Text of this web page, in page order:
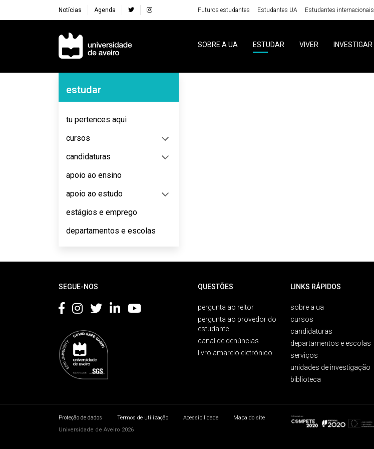
Notícias Agenda Futuros estudantes Estudantes UA Estudantes internacionais
Navegação Principal
SOBRE A UA ESTUDAR VIVER INVESTIGAR
Navegação Lateral
estudar
tu pertences aqui
cursos
candidaturas
apoio ao ensino
apoio ao estudo
estágios e emprego
departamentos e escolas
SEGUE-NOS QUESTÕES
pergunta ao reitor
pergunta ao provedor do
estudante
canal de denúncias
livro amarelo eletrónico
LINKS RÁPIDOS
sobre a ua
cursos
candidaturas
departamentos e escolas
serviços
unidades de investigação
biblioteca
Proteção de dados Termos de utilização Acessibilidade
Mapa do site
Universidade de Aveiro 2026